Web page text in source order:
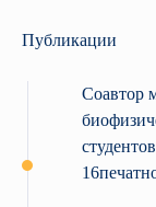
Публикации
Соавтор